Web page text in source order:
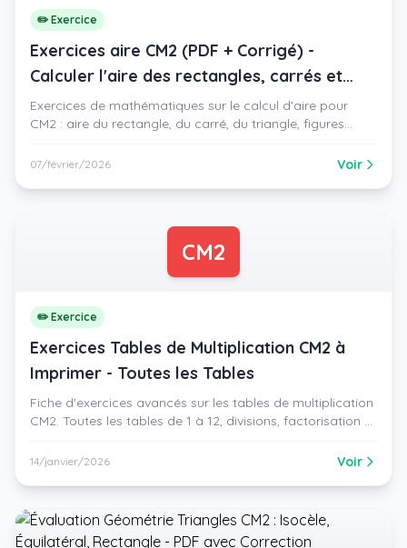
✏️ Exercice
Exercices aire CM2 (PDF + Corrigé) -
Calculer l'aire des rectangles, carrés et
triangles
Exercices de mathématiques sur le calcul d'aire pour
CM2 : aire du rectangle, du carré, du triangle, figures
07/février/2026 Voir
CM2
✏️ Exercice
Exercices Tables de Multiplication CM2 à
Imprimer - Toutes les Tables
Fiche d'exercices avancés sur les tables de multiplication
CM2. Toutes les tables de 1 à 12, divisions, factorisation et
14/janvier/2026 Voir